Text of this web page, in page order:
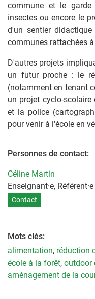
commune et le garde
insectes ou encore le
d'un sentier
communes rattachées
D'autres projets
un futur proche : le
(notamment en tenant
un projet cyclo-
et la police
pour venir à l'école en
Personnes de contact:
Céline Martin
Enseignant·e,
Contact
Mots clés:
alimentation, réduction
école à la forêt, outdoor
aménagement de la